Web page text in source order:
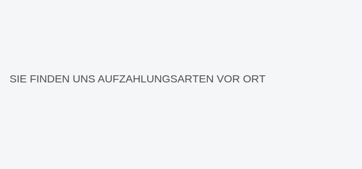
SIE FINDEN UNS AUFZAHLUNGSARTEN VOR ORT